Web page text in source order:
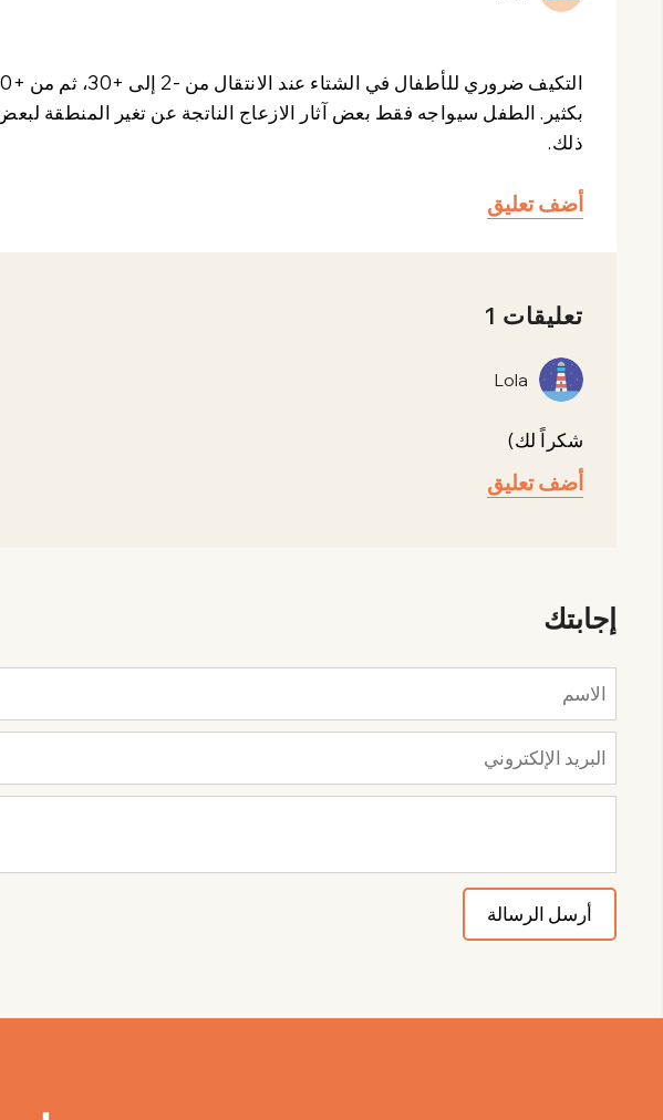
بكثير. الطفل سيواجه فقط بعض آثار الازعاج الناتجة عن تغير المنطقة
ذلك.
أضف تعليق
تعليقات 1
Lola
شكراً لك)
أضف تعليق
إجابتك